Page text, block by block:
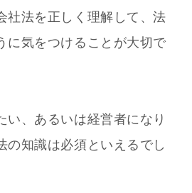
社法を正しく理解して、法
に気をつけることが大切で
い、あるいは経営者になり
の知識は必須といえるでし